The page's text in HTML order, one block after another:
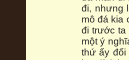
đi, nhưng
mô đá kia
đi trước ta
một ý
thứ ấy đối